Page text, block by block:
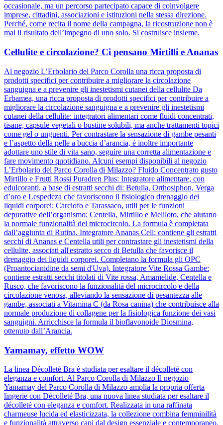
occasionale, ma un percorso partecipato capace di coinvolgere
imprese, cittadini, associazioni e istituzioni nella stessa direzione.
Perché, come recita il nome della campagna, la ricostruzione non è
mai il risultato dell’impegno di uno solo. Si costruisce insieme.
Cellulite e circolazione? Ci pensano Mirtilli e Ananas
Al negozio L’Erbolario del Parco Corolla una ricca proposta di
prodotti specifici per contribuire a migliorare la circolazione
sanguigna e a prevenire gli inestetismi cutanei della cellulite Da
Erbamea, una ricca proposta di prodotti specifici per contribuire a
migliorare la circolazione sanguigna e a prevenire gli inestetismi
cutanei della cellulite: integratori alimentari come fluidi concentrati,
tisane, capsule vegetali o bustine solubili, ma anche trattamenti topici
come gel o unguenti. Per contrastare la sensazione di gambe pesanti
e l’aspetto della pelle a buccia d’arancia, è inoltre importante
adottare uno stile di vita sano, seguire una corretta alimentazione e
fare movimento quotidiano. Alcuni esempi disponibili al negozio
L’Erbolario del Parco Corolla di Milazzo? Fluido Concentrato gusto
Mirtillo e Frutti Rossi Puradren Plus: Integratore alimentare, con
edulcoranti, a base di estratti secchi di: Betulla, Orthosiphon, Verga
d’oro e Lespedeza che favoriscono il fisiologico drenaggio dei
liquidi corporei; Carciofo e Tarassaco, utili per le funzioni
depurative dell’organismo; Centella, Mirtillo e Meliloto, che aiutano
la normale funzionalità del microcircolo. La formula è completata
dall’aggiunta di Rutina. Integratore Ananas Cell: contiene gli estratti
secchi di Ananas e Centella utili per contrastare gli inestetismi della
cellulite, associati all'estratto secco di Betulla che favorisce il
drenaggio dei liquidi corporei. Completano la formula gli OPC
(Proantocianidine da semi d'Uva). Integratore Vite Rossa Gambe:
contiene estratti secchi titolati di Vite rossa, Amamelide, Centella e
Rusco, che favoriscono la funzionalità del microcircolo e della
circolazione venosa, alleviando la sensazione di pesantezza alle
gambe, associati a Vitamina C (da Rosa canina) che contribuisce alla
normale produzione di collagene per la fisiologica funzione dei vasi
sanguigni. Arricchisce la formula il bioflavonoide Diosmina,
ottenuto dall’Arancia.
Yamamay, effetto WOW
La linea Décolleté Bra è studiata per esaltare il décolleté con
eleganza e comfort. Al Parco Corolla di Milazzo Il negozio
Yamamay del Parco Corolla di Milazzo amplia la propria offerta
lingerie con Décolleté Bra, una nuova linea studiata per esaltare il
décolleté con eleganza e comfort. Realizzata in una raffinata
charmeuse lucida ed elasticizzata, la collezione combina femminilità
e funzionalità attraverso capi dal design essenziale e contemporaneo.